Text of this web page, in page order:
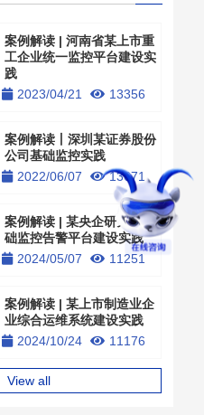
案例解读 | 河南省某上市重
工企业统一监控平台建设实
践
2023/04/21
13356
案例解读丨深圳某证券股份
公司基础监控实践
2022/06/07
13671
案例解读 | 某央企研究院基
础监控告警平台建设实践
2024/05/07
11251
案例解读 | 某上市制造业企
业综合运维系统建设实践
2024/10/24
11176
View all